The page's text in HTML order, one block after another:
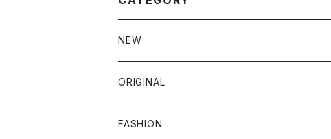
NEW
新商品
ORIGINAL
クラシノシゴトギ
FASHION